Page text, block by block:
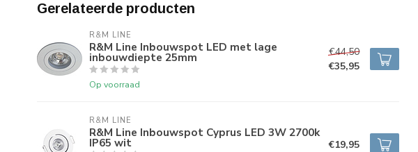
Gerelateerde producten
R&M LINE
R&M Line Inbouwspot LED met lage
inbouwdiepte 25mm
Op voorraad
€44,50
€35,95
R&M LINE
R&M Line Inbouwspot Cyprus LED 3W 2700k
IP65 wit €19,95